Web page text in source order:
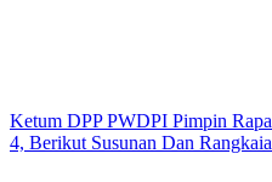
Ketum DPP PWDPI Pimpin
4, Berikut Susunan Dan